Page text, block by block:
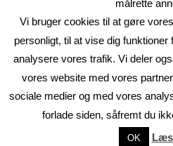
On2Net Link
The Magazine Basic
målrette
Vi bruger cookies til at gøre
personligt, til at vise dig
analysere vores trafik. Vi deler
vores website med vores
sociale medier og med vores
forlade siden, såfremt du
OK